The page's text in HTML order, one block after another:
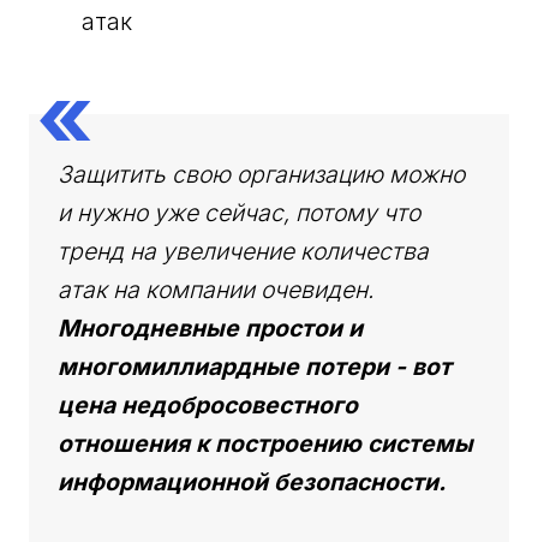
атак
Защитить свою организацию можно
и нужно уже сейчас, потому что
тренд на увеличение количества
атак на компании очевиден.
Многодневные простои и
многомиллиардные потери - вот
цена недобросовестного
отношения к построению системы
информационной безопасности.